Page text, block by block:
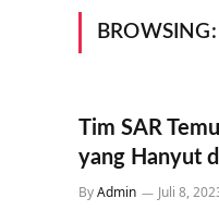
BROWSING:
Tim SAR
yang Hanyut
ByAdmin Juli 8,